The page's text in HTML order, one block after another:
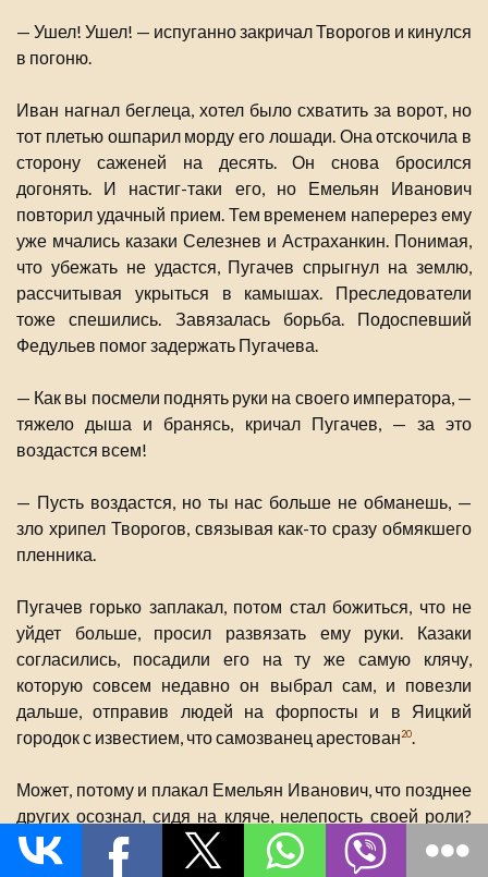
— Ушел! Ушел! — испуганно закричал Творогов и кинулся
в погоню.
Иван нагнал беглеца, хотел было схватить за ворот, но
тот плетью ошпарил морду его лошади. Она отскочила в
сторону саженей на десять. Он снова бросился
догонять. И настиг-таки его, но Емельян Иванович
повторил удачный прием. Тем временем наперерез ему
уже мчались казаки Селезнев и Астраханкин. Понимая,
что убежать не удастся, Пугачев спрыгнул на землю,
рассчитывая укрыться в камышах. Преследователи
тоже спешились. Завязалась борьба. Подоспевший
Федульев помог задержать Пугачева.
— Как вы посмели поднять руки на своего императора, —
тяжело дыша и бранясь, кричал Пугачев, — за это
воздастся всем!
— Пусть воздастся, но ты нас больше не обманешь, —
зло хрипел Творогов, связывая как-то сразу обмякшего
пленника.
Пугачев горько заплакал, потом стал божиться, что не
уйдет больше, просил развязать ему руки. Казаки
согласились, посадили его на ту же самую клячу,
которую совсем недавно он выбрал сам, и повезли
дальше, отправив людей на форпосты и в Яицкий
городок с известием, что самозванец арестован20.
Может, потому и плакал Емельян Иванович, что позднее
других осознал, сидя на кляче, нелепость своей роли?
Ведь умный от природы был человек.
Заинтересованных зрителей уже не осталось, а он